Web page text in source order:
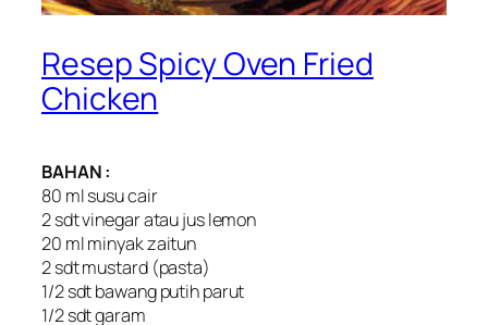
Resep Spicy Oven Fried
Chicken
BAHAN :
80 ml susu cair
2 sdt vinegar atau jus lemon
20 ml minyak zaitun
2 sdt mustard (pasta)
1/2 sdt bawang putih parut
1/2 sdt garam